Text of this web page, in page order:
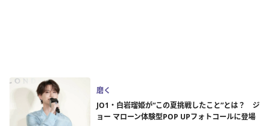
磨く
JO1・白岩瑠姫が“この夏挑戦したこと”とは？ ジ
ョー マローン体験型POP UPフォトコールに登場